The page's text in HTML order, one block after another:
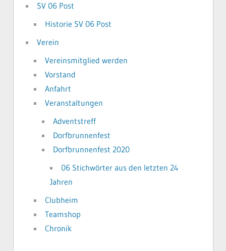
SV 06 Post
Historie SV 06 Post
Verein
Vereinsmitglied werden
Vorstand
Anfahrt
Veranstaltungen
Adventstreff
Dorfbrunnenfest
Dorfbrunnenfest 2020
06 Stichwörter aus den letzten 24
Jahren
Clubheim
Teamshop
Chronik